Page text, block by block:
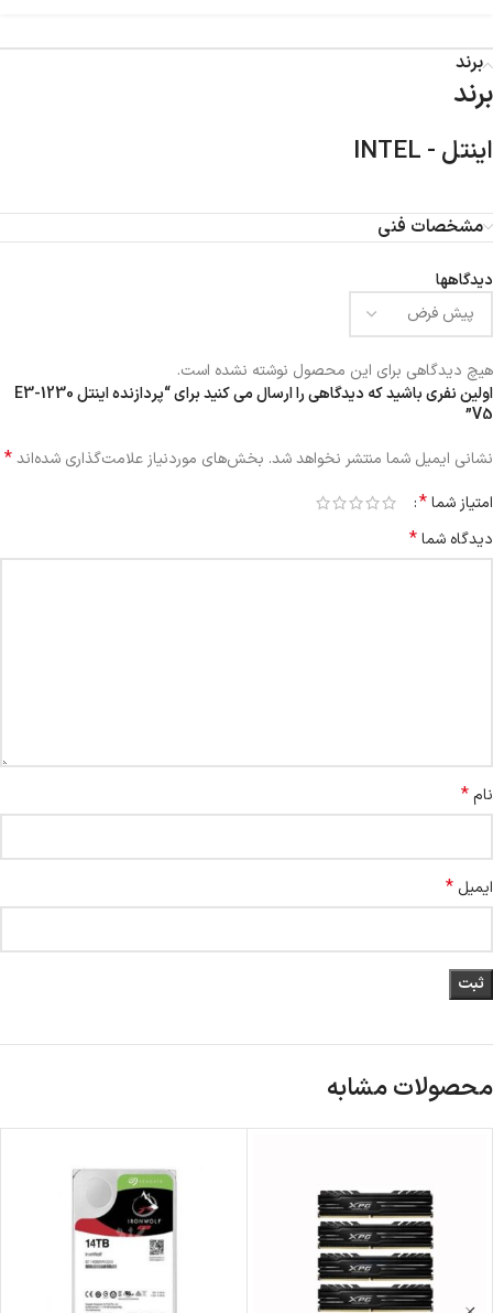
برند
برند
اینتل - INTEL
مشخصات فنی
دیدگاهها
هیچ دیدگاهی برای این محصول نوشته نشده است.
اولین نفری باشید که دیدگاهی را ارسال می کنید برای “پردازنده اینتل E3-1230
V5”
نشانی ایمیل شما منتشر نخواهد شد. بخش‌های موردنیاز علامت‌گذاری شده‌اند*
امتیاز شما*
دیدگاه شما*
نام*
ایمیل *
محصولات مشابه